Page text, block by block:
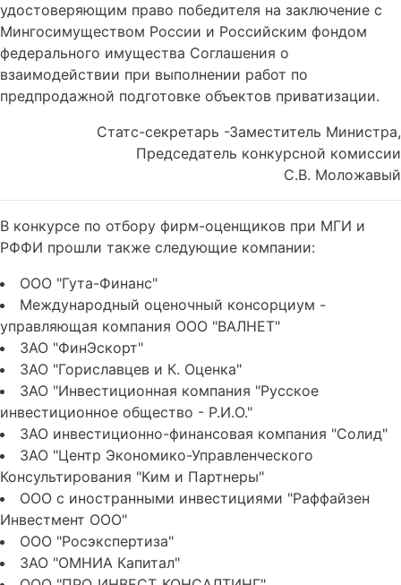
удостоверяющим право победителя на заключение с
Мингосимуществом России и Российским фондом
федерального имущества Соглашения о
взаимодействии при выполнении работ по
предпродажной подготовке объектов приватизации.
Статс-секретарь -Заместитель Министра,
Председатель конкурсной комиссии
С.В. Моложавый
В конкурсе по отбору фирм-оценщиков при МГИ и
РФФИ прошли также следующие компании:
ООО "Гута-Финанс"
Международный оценочный консорциум -
управляющая компания ООО "ВАЛНЕТ"
ЗАО "ФинЭскорт"
ЗАО "Гориславцев и К. Оценка"
ЗАО "Инвестиционная компания "Русское
инвестиционное общество - Р.И.О."
ЗАО инвестиционно-финансовая компания "Солид"
ЗАО "Центр Экономико-Управленческого
Консультирования "Ким и Партнеры"
ООО с иностранными инвестициями "Раффайзен
Инвестмент ООО"
ООО "Росэкспертиза"
ЗАО "ОМНИА Капитал"